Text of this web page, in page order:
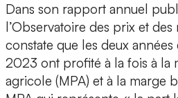
Dans son rapport annuel
l’Observatoire des prix et des
constate que les deux
2023 ont profité à la fois à la
agricole (MPA) et à la marge